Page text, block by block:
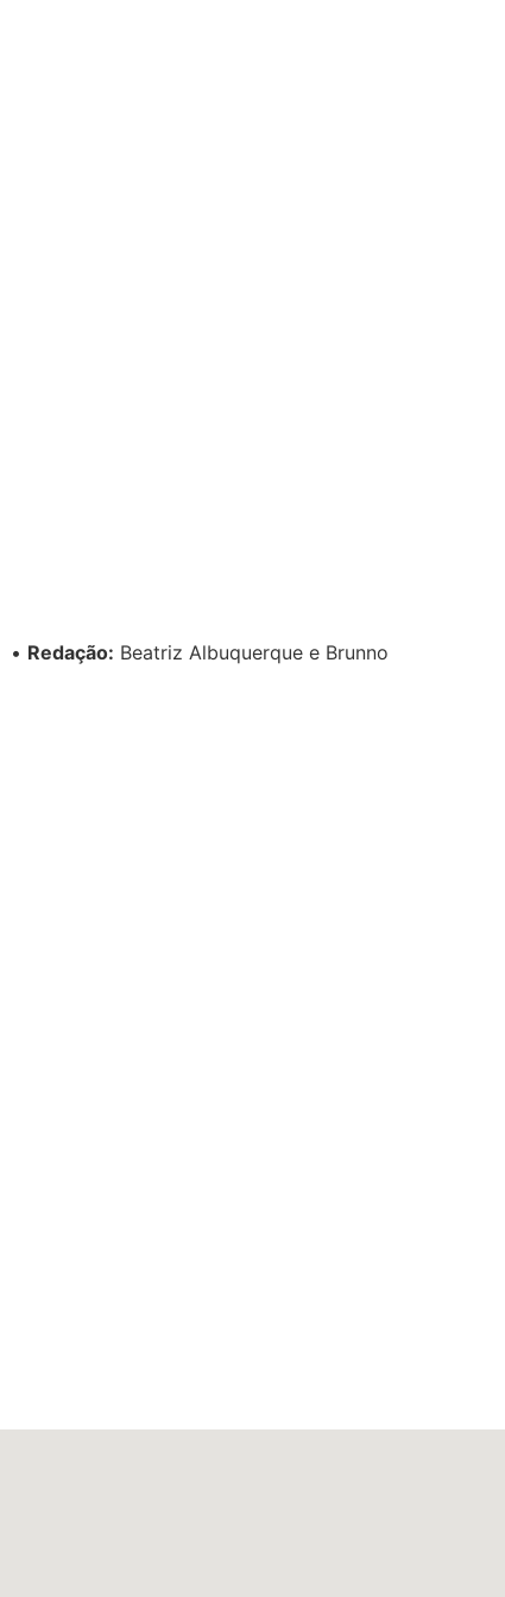
• Redação: Beatriz Albuquerque e Brunno